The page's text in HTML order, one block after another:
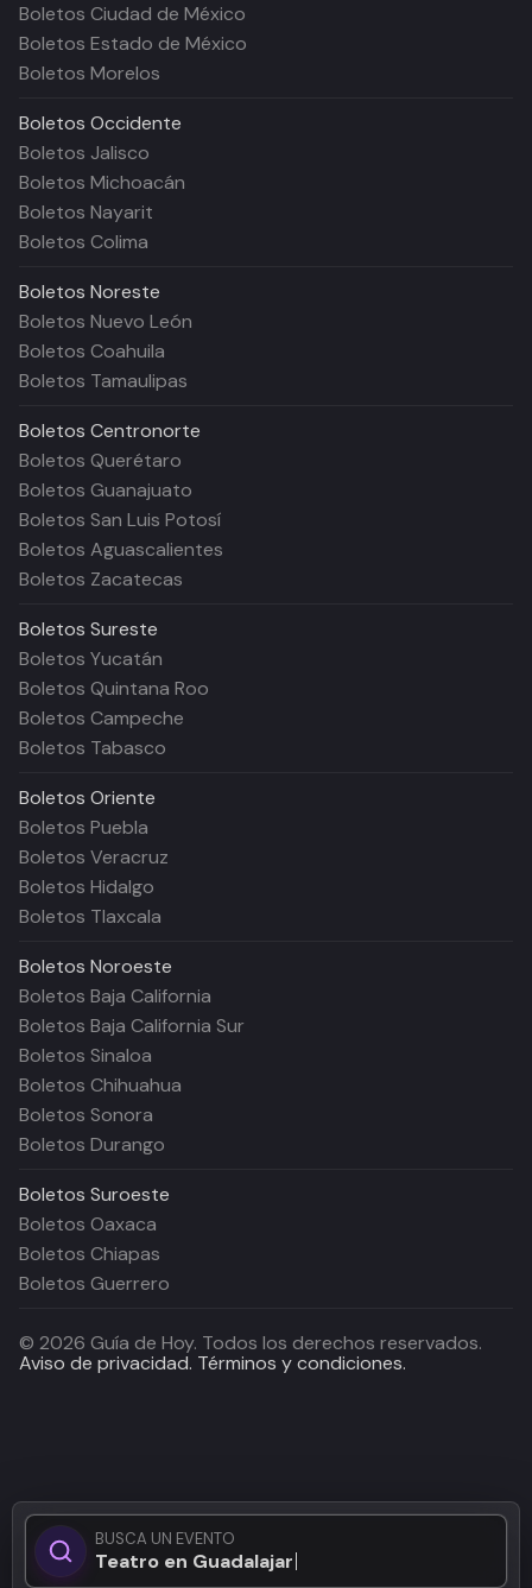
BUSCA UN EVENTO
Teatro en Guadalajara...
Boletos Ciudad de México
Boletos Estado de México
Boletos Morelos
Boletos Occidente
Boletos Jalisco
Boletos Michoacán
Boletos Nayarit
Boletos Colima
Boletos Noreste
Boletos Nuevo León
Boletos Coahuila
Boletos Tamaulipas
Boletos Centronorte
Boletos Querétaro
Boletos Guanajuato
Boletos San Luis Potosí
Boletos Aguascalientes
Boletos Zacatecas
Boletos Sureste
Boletos Yucatán
Boletos Quintana Roo
Boletos Campeche
Boletos Tabasco
Boletos Oriente
Boletos Puebla
Boletos Veracruz
Boletos Hidalgo
Boletos Tlaxcala
Boletos Noroeste
Boletos Baja California
Boletos Baja California Sur
Boletos Sinaloa
Boletos Chihuahua
Boletos Sonora
Boletos Durango
Boletos Suroeste
Boletos Oaxaca
Boletos Chiapas
Boletos Guerrero
© 2026 Guía de Hoy. Todos los derechos reservados.
Aviso de privacidad. Términos y condiciones.